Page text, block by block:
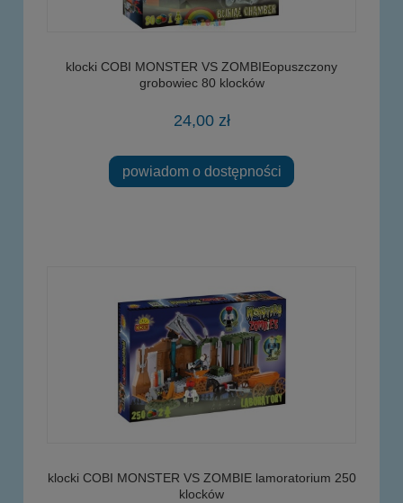
klocki COBI MONSTER VS ZOMBIEopuszczony
grobowiec 80 klocków
24,00 zł
powiadom o dostępności
klocki COBI MONSTER VS ZOMBIE lamoratorium 250
klocków